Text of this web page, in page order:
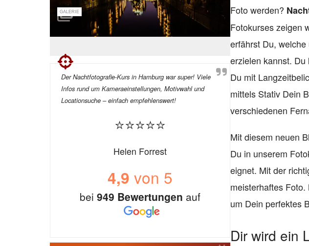
GALERIE
Der Nachtfotografie-Kurs in Hamburg war super! Viele
Infos rund um Kameraeinstellungen, Motivwahl und
Locationsuche – einfach empfehlenswert!
⭐⭐⭐⭐⭐
Helen Forrest
4,9 von 5
bei 949 Bewertungen auf
Foto werden?
Fotokurses zeigen
erfährst Du,
erzielen kannst.
Du mit
mittels Stativ Dein
verschiedenen
Mit diesem neuen
Du in unserem
eignet. Mit der
meisterhaftes
um Dein perfektes
Dir wird ein